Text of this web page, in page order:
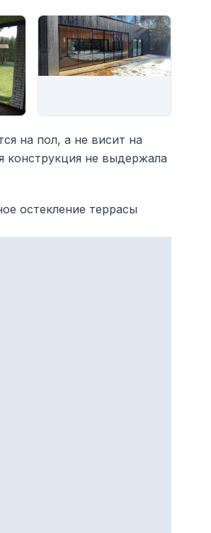
на пол, а не висит на
конструкция не выдержала
остекление террасы